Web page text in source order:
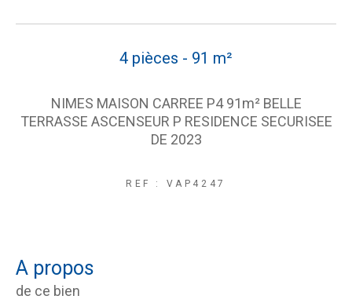
4 pièces - 91 m²
NIMES MAISON CARREE P4 91m² BELLE
TERRASSE ASCENSEUR P RESIDENCE SECURISEE
DE 2023
REF : VAP4247
a propos
de ce bien